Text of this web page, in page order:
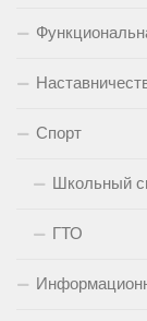
Спорт
Школьный
ГТО